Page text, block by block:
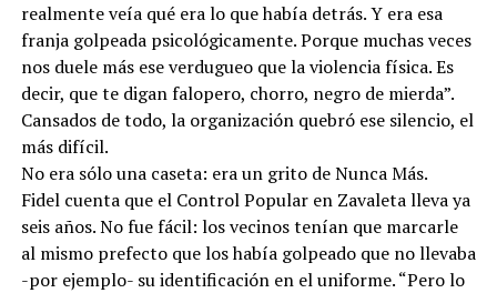
realmente veía qué era lo que había detrás. Y era esa
franja golpeada psicológicamente. Porque muchas veces
nos duele más ese verdugueo que la violencia física. Es
decir, que te digan falopero, chorro, negro de mierda”.
Cansados de todo, la organización quebró ese silencio, el
más difícil.
No era sólo una caseta: era un grito de Nunca Más.
Fidel cuenta que el Control Popular en Zavaleta lleva ya
seis años. No fue fácil: los vecinos tenían que marcarle
al mismo prefecto que los había golpeado que no llevaba
-por ejemplo- su identificación en el uniforme. “Pero lo